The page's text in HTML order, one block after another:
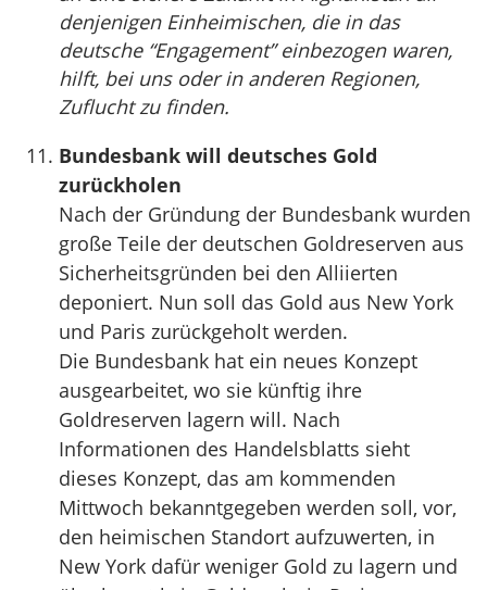
denjenigen Einheimischen, die in das
deutsche “Engagement” einbezogen waren,
hilft, bei uns oder in anderen Regionen,
Zuflucht zu finden.
Bundesbank will deutsches Gold
zurückholen
Nach der Gründung der Bundesbank wurden
große Teile der deutschen Goldreserven aus
Sicherheitsgründen bei den Alliierten
deponiert. Nun soll das Gold aus New York
und Paris zurückgeholt werden.
Die Bundesbank hat ein neues Konzept
ausgearbeitet, wo sie künftig ihre
Goldreserven lagern will. Nach
Informationen des Handelsblatts sieht
dieses Konzept, das am kommenden
Mittwoch bekanntgegeben werden soll, vor,
den heimischen Standort aufzuwerten, in
New York dafür weniger Gold zu lagern und